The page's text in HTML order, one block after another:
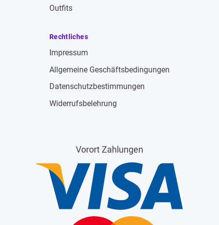
Outfits
Rechtliches
Impressum
Allgemeine Geschäftsbedingungen
Datenschutzbestimmungen
Widerrufsbelehrung
Vorort Zahlungen